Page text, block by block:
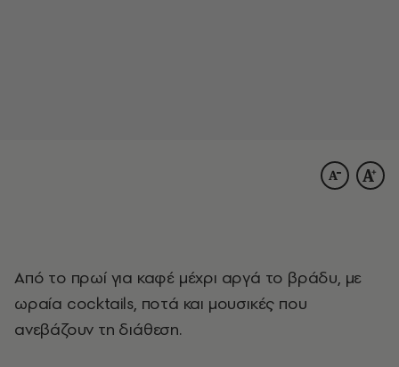
Aπό το πρωί για καφέ μέχρι αργά το βράδυ, με
ωραία cocktails, ποτά και μουσικές που
ανεβάζουν τη διάθεση.